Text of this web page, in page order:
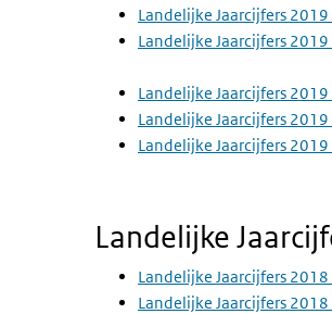
Landelijke Jaarcijfers
Landelijke Jaarcijfers
Landelijke Jaarcijfers
Landelijke Jaarcijfers
Landelijke Jaarcijfers
Landelijke
Landelijke Jaarcijfers
Landelijke Jaarcijfers